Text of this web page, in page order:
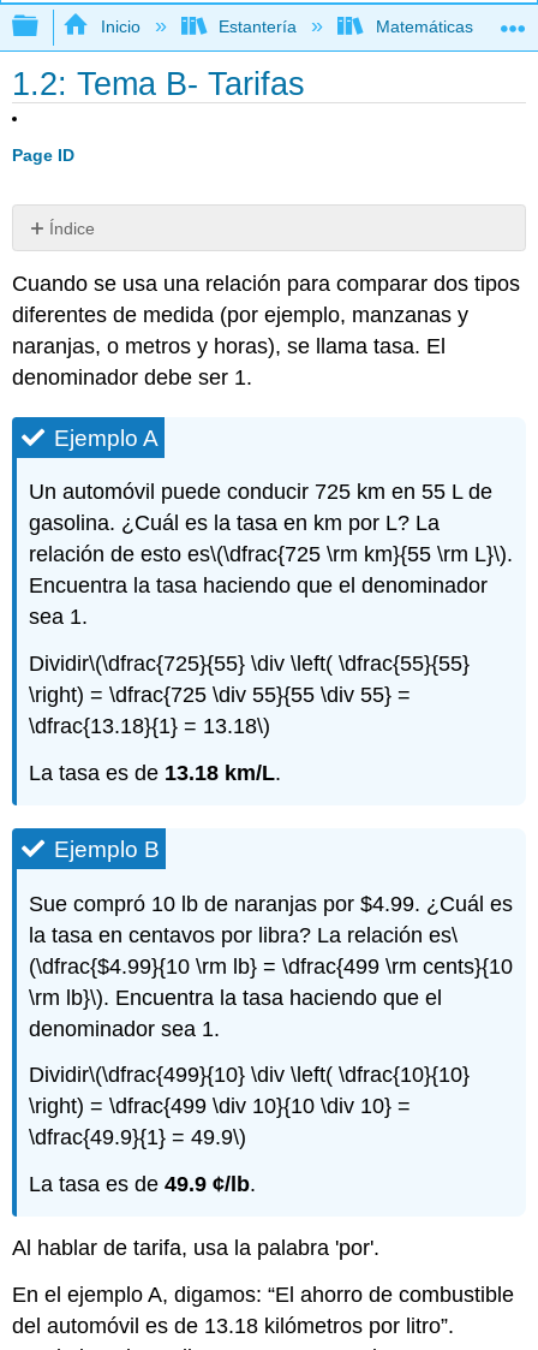
Expandir/contraer jerarquía global
Inicio Estantería Matemáticas
1.2: Tema B- Tarifas
Page ID
Índice
A
Ejemplo
B
Ejemplo
C
Ejercicio
1
2
Tema
B:
al
Autoexamen
del
Tema
B
Cuando se usa una relación para comparar dos tipos
diferentes de medida (por ejemplo, manzanas y
naranjas, o metros y horas), se llama tasa. El
denominador debe ser 1.
Ejemplo A
Un automóvil puede conducir 725 km en 55 L de
gasolina. ¿Cuál es la tasa en km por L? La
relación de esto es\(\dfrac{725 \rm km}{55 \rm L}\).
Encuentra la tasa haciendo que el denominador
sea 1.
Dividir\(\dfrac{725}{55} \div \left( \dfrac{55}{55}
\right) = \dfrac{725 \div 55}{55 \div 55} =
\dfrac{13.18}{1} = 13.18\)
La tasa es de 13.18 km/L.
Ejemplo B
Sue compró 10 lb de naranjas por $4.99. ¿Cuál es
la tasa en centavos por libra? La relación es\
(\dfrac{$4.99}{10 \rm lb} = \dfrac{499 \rm cents}{10
\rm lb}\). Encuentra la tasa haciendo que el
denominador sea 1.
Dividir\(\dfrac{499}{10} \div \left( \dfrac{10}{10}
\right) = \dfrac{499 \div 10}{10 \div 10} =
\dfrac{49.9}{1} = 49.9\)
La tasa es de49.9 ¢/lb.
Al hablar de tarifa, usa la palabra 'por'.
En el ejemplo A, digamos: “El ahorro de combustible
del automóvil es de 13.18 kilómetros por litro”.